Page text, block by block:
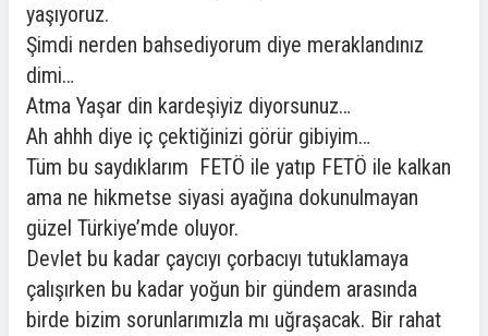
yaşıyoruz.
Şimdi nerden bahsediyorum diye meraklandınız
dimi…
Atma Yaşar din kardeşiyiz diyorsunuz…
Ah ahhh diye iç çektiğinizi görür gibiyim…
Tüm bu saydıklarım FETÖ ile yatıp FETÖ ile kalkan
ama ne hikmetse siyasi ayağına dokunulmayan
güzel Türkiye’mde oluyor.
Devlet bu kadar çaycıyı çorbacıyı tutuklamaya
çalışırken bu kadar yoğun bir gündem arasında
birde bizim sorunlarımızla mı uğraşacak. Bir rahat